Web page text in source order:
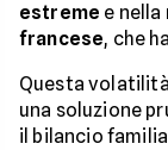
estreme e nella
francese, che
Questa
una soluzione
il bilancio